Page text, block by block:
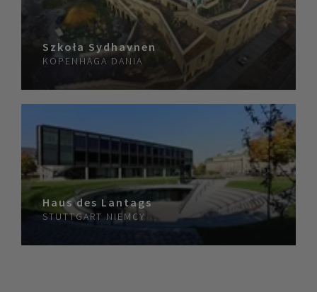
Szkoła Sydhavnen
KOPENHAGA DANIA
Haus des Lantags
STUTTGART NIEMCY